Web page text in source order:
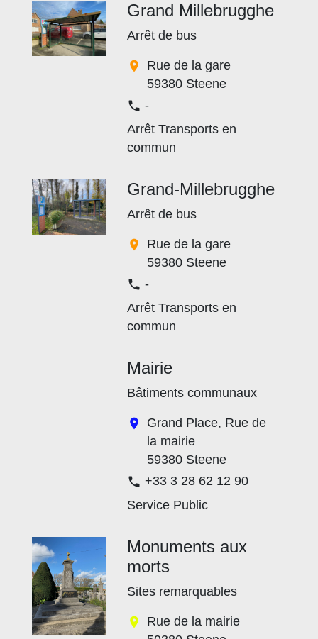
Grand Millebrugghe
Arrêt de bus
location_on
Rue de la gare
59380 Steene
phone -
Arrêt Transports en
commun
Grand-Millebrugghe
Arrêt de bus
location_on
Rue de la gare
59380 Steene
phone -
Arrêt Transports en
commun
Mairie
Bâtiments communaux
location_on
Grand Place, Rue de
la mairie
59380 Steene
phone +33 3 28 62 12 90
Service Public
Monuments aux
morts
Sites remarquables
location_on
Rue de la mairie